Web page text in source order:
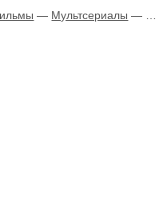
— Мультсериалы —